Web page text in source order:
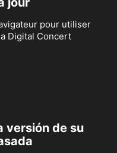
pour utiliser
Digital Concert
versión de su